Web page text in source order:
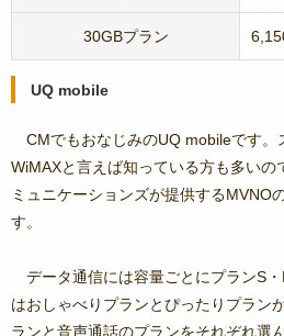
30GBプラン
UQ mobile
CMでもおなじみのUQ mobileです。
WiMAXと言えば知っている方も多いの
ミュニケーションズが提供するMVNO
す。
データ通信には容量ごとにプランS
はおしゃべりプランとぴったりプラン
ランと音声通話のプランをそれぞれ選